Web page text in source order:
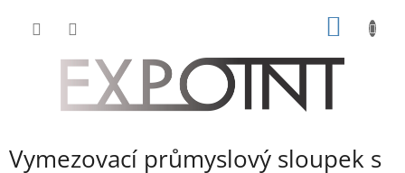
Vymezovací průmyslový sloupek s